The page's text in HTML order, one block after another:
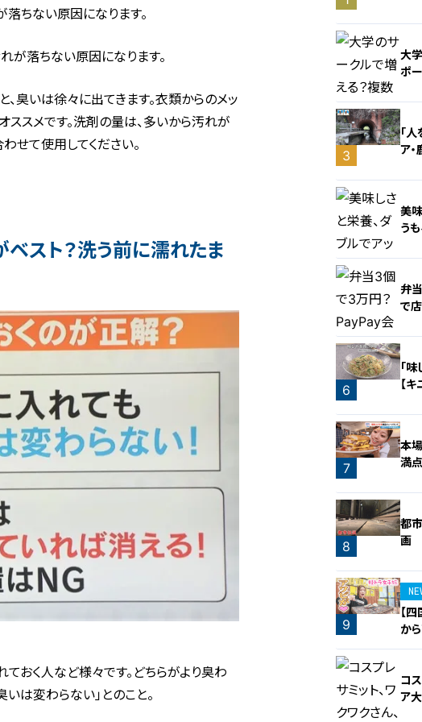
落ちない原因になります。
が落ちない原因になります。
、臭いは徐々に出てきます。衣類からのメッ
スメです。洗剤の量は、多いから汚れが
せて使用してください。
スト？洗う前に濡れたま
おく人など様々です。どちらがより臭わ
は変わらない」とのこと。
2
大
ポ
3
「
ア
4
美
う
5
弁
で
6
「
【
7
本
満
8
都
画
9
【
か
ブ⑳
コ
ア